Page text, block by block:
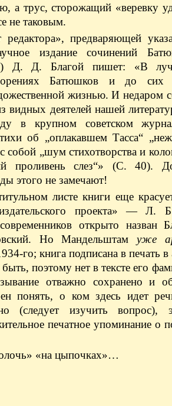
а трус, сторожащий «веревку
не таковым.
редактора», предваряющей
издание сочинений
Д. Д. Благой пишет: «В
Батюшков и до
жизнью. И недаром
видных деятелей нашей
в крупном советском
об „оплакавшем Тасса“
собой „шум стихотворства и
проливень слез“» (С. 40).
этого не замечают!
листе книги еще
проекта» — Л.
открыто назван
Но Мандельштамуже
го; книга подписана в печать в
поэтому нет в тексте его
отважно сохранено и
понять, о ком здесь идет
(следует изучить вопрос),
печатное упоминание о
«на цыпочках»…